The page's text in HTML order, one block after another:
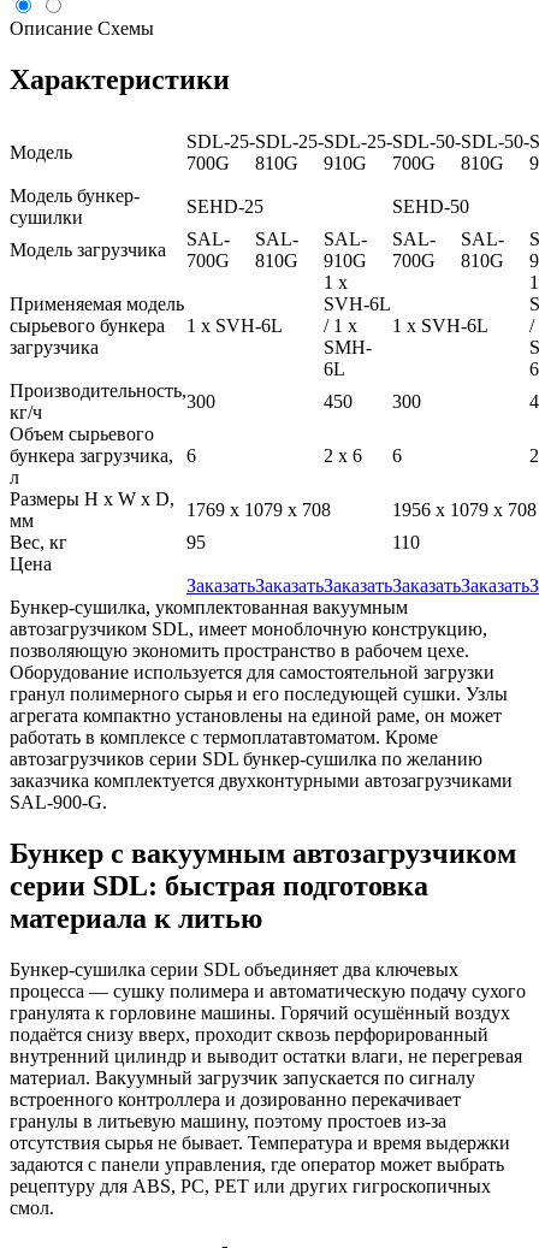
Описание Схемы
Характеристики
Модель
SDL-25-
700G
SDL-25-
810G
SDL-25-
910G
SDL-50-
700G
SDL-50-
810G
Модель бункер-
сушилки
SEHD-25 SEHD-50
Модель загрузчика
SAL-
700G
SAL-
810G
SAL-
910G
SAL-
700G
SAL-
810G
Применяемая модель
сырьевого бункера
загрузчика
1 x SVH-6L
1 x
SVH-6L
/ 1 x
SMH-
6L
1 x SVH-6L
/
Производительность,
кг/ч
300 450 300
Объем сырьевого
бункера загрузчика,
л
6 2 х 6 6
Размеры H x W x D,
мм
1769 x 1079 x 708
1956 x 1079 x 708
Вес, кг
95
110
Цена
ЗаказатьЗаказатьЗаказатьЗаказатьЗаказать
Бункер-сушилка, укомплектованная вакуумным
автозагрузчиком SDL, имеет моноблочную конструкцию,
позволяющую экономить пространство в рабочем цехе.
Оборудование используется для самостоятельной загрузки
гранул полимерного сырья и его последующей сушки. Узлы
агрегата компактно установлены на единой раме, он может
работать в комплексе с термоплатавтоматом. Кроме
автозагрузчиков серии SDL бункер-сушилка по желанию
заказчика комплектуется двухконтурными автозагрузчиками
SAL-900-G.
Бункер с вакуумным автозагрузчиком
серии SDL: быстрая подготовка
материала к литью
Бункер-сушилка серии SDL объединяет два ключевых
процесса — сушку полимера и автоматическую подачу сухого
гранулята к горловине машины. Горячий осушённый воздух
подаётся снизу вверх, проходит сквозь перфорированный
внутренний цилиндр и выводит остатки влаги, не перегревая
материал. Вакуумный загрузчик запускается по сигналу
встроенного контроллера и дозированно перекачивает
гранулы в литьевую машину, поэтому простоев из‑за
отсутствия сырья не бывает. Температура и время выдержки
задаются с панели управления, где оператор может выбрать
рецептуру для ABS, PC, PET или других гигроскопичных
смол.